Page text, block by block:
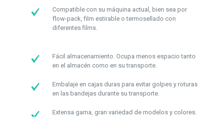
Compatible con su máquina actual, bien sea por
flow-pack, film estirable o termosellado con
diferentes films.
Fácil almacenamiento. Ocupa menos espacio tanto
en el almacén como en su transporte.
Embalaje en cajas duras para evitar golpes y roturas
en las bandejas durante su transporte.
Extensa gama, gran variedad de modelos y colores.